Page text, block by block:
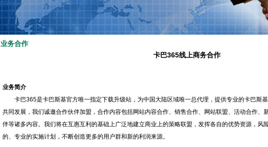
业务合作
卡巴365线上商务合作
业务简介
卡巴365是卡巴斯基官方唯一指定下载升级站，为中国大陆区域唯一总代理，提供专业的卡巴斯
共同发展，我们诚邀合作伙伴加盟，合作内容包括网站内容合作、销售合作、网站联盟、活动合作、
伴等诸多内容。我们将在互惠互利的基础上广泛地建立商业上的策略联盟，发挥各自的优势资源，风
的、专业的实施计划，不断创造更多的用户群和新的利润来源。